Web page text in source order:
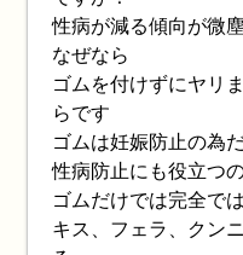
性病が減る傾向が微
なぜなら
ゴムを付けずにヤリ
らです
ゴムは妊娠防止の為
性病防止にも役立つ
ゴムだけでは完全で
キス、フェラ、クン